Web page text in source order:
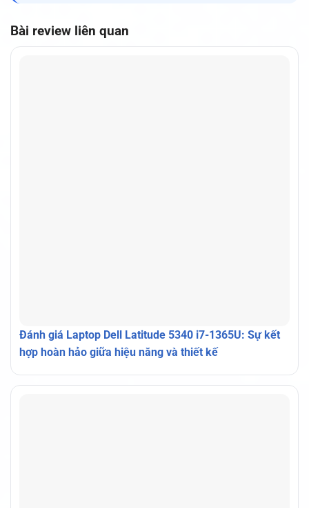
Bài review liên quan
Đánh giá Laptop Dell Latitude 5340 i7-1365U: Sự kết
hợp hoàn hảo giữa hiệu năng và thiết kế